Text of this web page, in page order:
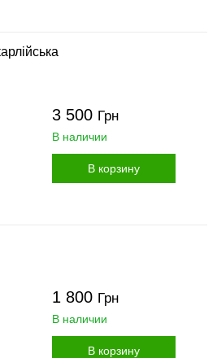
3 500 Грн
В наличии
В корзину
1 800 Грн
В наличии
В корзину